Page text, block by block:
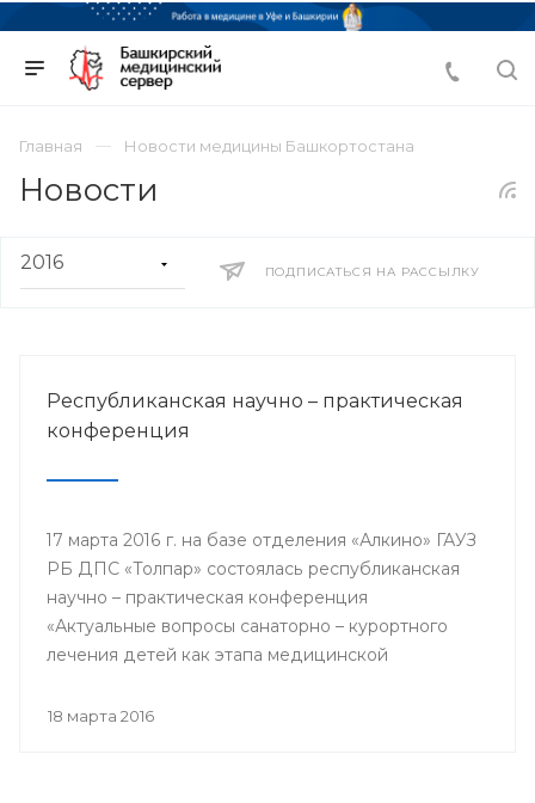
Главная Новости медицины Башкортостана
Новости
ПОДПИСАТЬСЯ НА РАССЫЛКУ
Республиканская научно – практическая
конференция
17 марта 2016 г. на базе отделения «Алкино» ГАУЗ
РБ ДПС «Толпар» состоялась республиканская
научно – практическая конференция
«Актуальные вопросы санаторно – курортного
лечения детей как этапа медицинской
санатории», посвященная 80 – летнему юбилею
18 марта 2016